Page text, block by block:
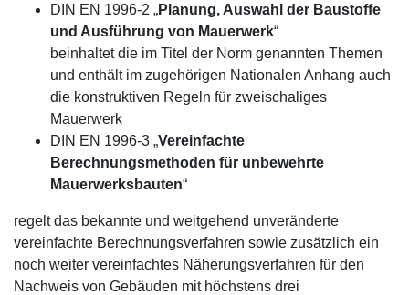
DIN EN 1996-2 „Planung, Auswahl der Baustoffe
und Ausführung von Mauerwerk“
beinhaltet die im Titel der Norm genannten Themen
und enthält im zugehörigen Nationalen Anhang auch
die konstruktiven Regeln für zweischaliges
Mauerwerk
DIN EN 1996-3 „Vereinfachte
Berechnungsmethoden für unbewehrte
Mauerwerksbauten“
regelt das bekannte und weitgehend unveränderte
vereinfachte Berechnungsverfahren sowie zusätzlich ein
noch weiter vereinfachtes Näherungsverfahren für den
Nachweis von Gebäuden mit höchstens drei